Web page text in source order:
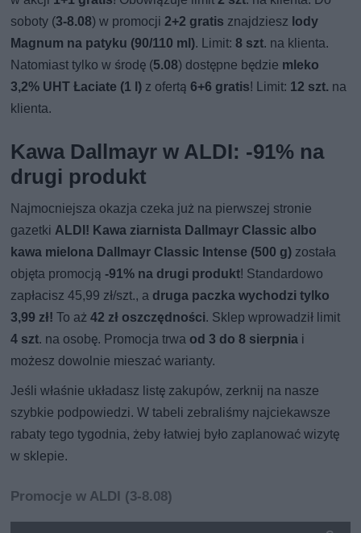
soboty (3-8.08) w promocji2+2 gratis znajdziesz lody
Magnum na patyku (90/110 ml). Limit:8 szt. na klienta.
Natomiast tylko w środę (5.08) dostępne będzie mleko
3,2% UHT Łaciate (1 l) z ofertą6+6 gratis! Limit: 12 szt. na
klienta.
Kawa Dallmayr w ALDI: -91% na
drugi produkt
Najmocniejsza okazja czeka już na pierwszej stronie
gazetkiALDI! Kawa ziarnista Dallmayr Classic albo
kawa mielona Dallmayr Classic Intense (500 g) została
objęta promocją-91% na drugi produkt! Standardowo
zapłacisz 45,99 zł/szt., a druga paczka wychodzi tylko
3,99 zł! To aż42 zł oszczędności. Sklep wprowadził limit
4 szt. na osobę. Promocja trwa od 3 do 8 sierpnia i
możesz dowolnie mieszać warianty.
Jeśli właśnie układasz listę zakupów, zerknij na nasze
szybkie podpowiedzi. W tabeli zebraliśmy najciekawsze
rabaty tego tygodnia, żeby łatwiej było zaplanować wizytę
w sklepie.
Promocje w ALDI (3-8.08)